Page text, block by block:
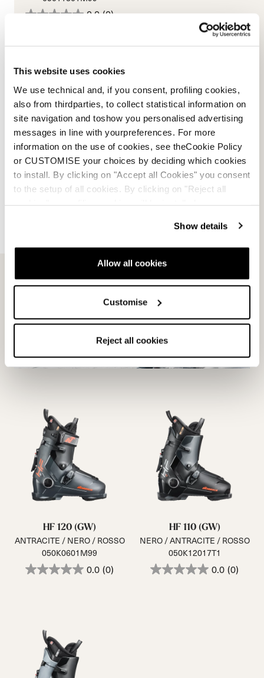
This website uses cookies
We use technical and, if you consent, profiling cookies,
also from thirdparties, to collect statistical information on
site navigation and toshow you personalised advertising
messages in line with yourpreferences. For more
information on the use of cookies, see theCookie Policy
or CUSTOMISE your choices by deciding which cookies
to install. By clicking on "Accept all Cookies" you consent
to the setup of all cookies. By clicking on "Reject all
Show details
Allow all cookies
Customise
Reject all cookies
0.0 (0)
HF
MEDIUM WIDE (102MM)
HF 120 (GW)
ANTRACITE / NERO / ROSSO
050K0601M99
0.0 (0)
HF 110 (GW)
NERO / ANTRACITE / ROSSO
050K12017T1
0.0 (0)